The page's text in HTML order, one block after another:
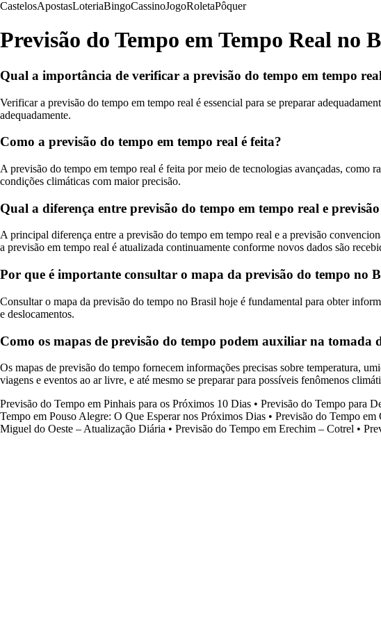
CastelosApostasLoteriaBingoCassinoJogoRoletaPôquer
Previsão do Tempo em Tempo Real no
Qual a importância de verificar a previsão do tempo em tempo
Verificar a previsão do tempo em tempo real é essencial para se preparar
adequadamente.
Como a previsão do tempo em tempo real é feita?
A previsão do tempo em tempo real é feita por meio de tecnologias avançadas, como
condições climáticas com maior precisão.
Qual a diferença entre previsão do tempo em tempo real e
A principal diferença entre a previsão do tempo em tempo real e a previsão
a previsão em tempo real é atualizada continuamente conforme novos dados são
Por que é importante consultar o mapa da previsão do tempo no
Consultar o mapa da previsão do tempo no Brasil hoje é fundamental para obter
e deslocamentos.
Como os mapas de previsão do tempo podem auxiliar na tomada
Os mapas de previsão do tempo fornecem informações precisas sobre temperatura,
viagens e eventos ao ar livre, e até mesmo se preparar para possíveis fenômenos
Previsão do Tempo em Pinhais para os Próximos 10 Dias • Previsão do Tempo para
Tempo em Pouso Alegre: O Que Esperar nos Próximos Dias • Previsão do Tempo
Miguel do Oeste – Atualização Diária • Previsão do Tempo em Erechim – Cotrel •